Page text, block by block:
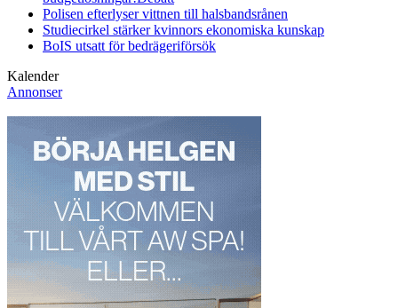
Polisen efterlyser vittnen till halsbandsrånen
Studiecirkel stärker kvinnors ekonomiska kunskap
BoIS utsatt för bedrägeriförsök
Kalender
Annonser